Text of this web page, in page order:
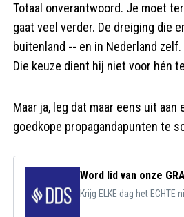
Totaal onverantwoord. Je moet
gaat veel verder. De dreiging die
buitenland -- en in Nederland
Die keuze dient hij niet voor hén
Maar ja, leg dat maar eens uit
goedkope propagandapunten te
Word lid van onze
Krijg ELKE dag het